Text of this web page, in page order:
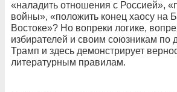
«наладить отношения с Россией»,
войны», «положить конец хаосу на
Востоке»? Но вопреки логике,
избирателей и своим союзникам по
Трамп и здесь демонстрирует
литературным правилам.